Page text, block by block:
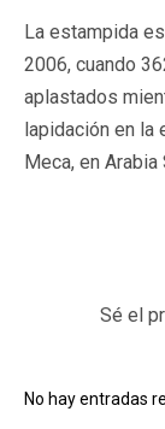
La estampida
2006, cuando
aplastados
lapidación en la
Meca, en Arabia
Sé el
No hay entradas